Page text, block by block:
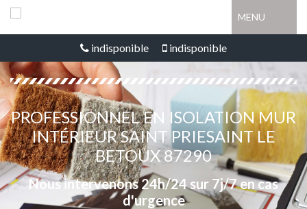
MENU
indisponible indisponible
PROFESSIONNEL EN ISOLATION MUR
INTÉRIEUR SAINT PRIESAINT LE
BETOUX 87290
Nous intervenons 24h/24 sur 7j/7 en cas
d'urgence